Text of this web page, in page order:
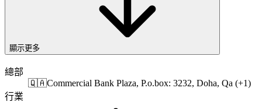
顯示更多
總部
🇶🇦Commercial Bank Plaza, P.o.box: 3232, Doha, Qa (+1)
行業